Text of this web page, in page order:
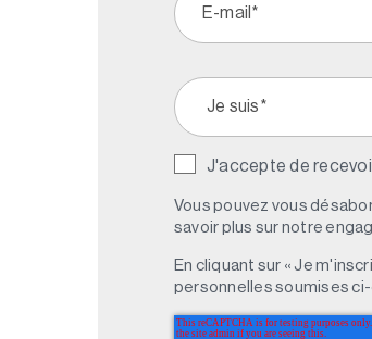
J'accepte de
Vous pouvez vous
savoir plus sur notre
En cliquant sur « Je
personnelles soumises